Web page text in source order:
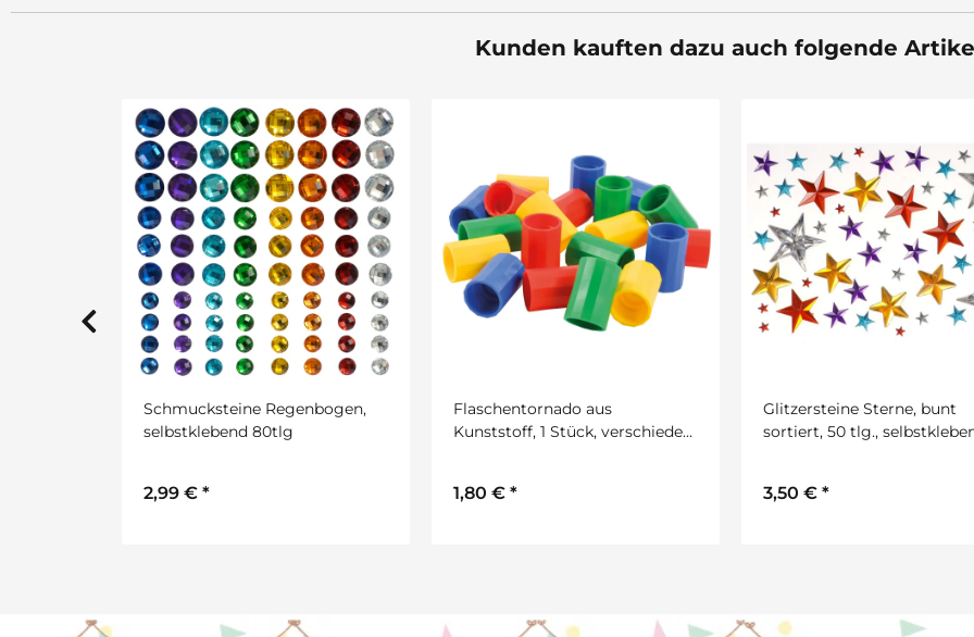
Kunden kauften dazu auch folgende
Flaschentornado aus
Kunststoff, 1 Stück, verschieden
1,80 € *
Glitzersteine Sterne, bunt
sortiert, 50 tlg., selbstklebend
3,50 €*
Dreifachspitzerdose